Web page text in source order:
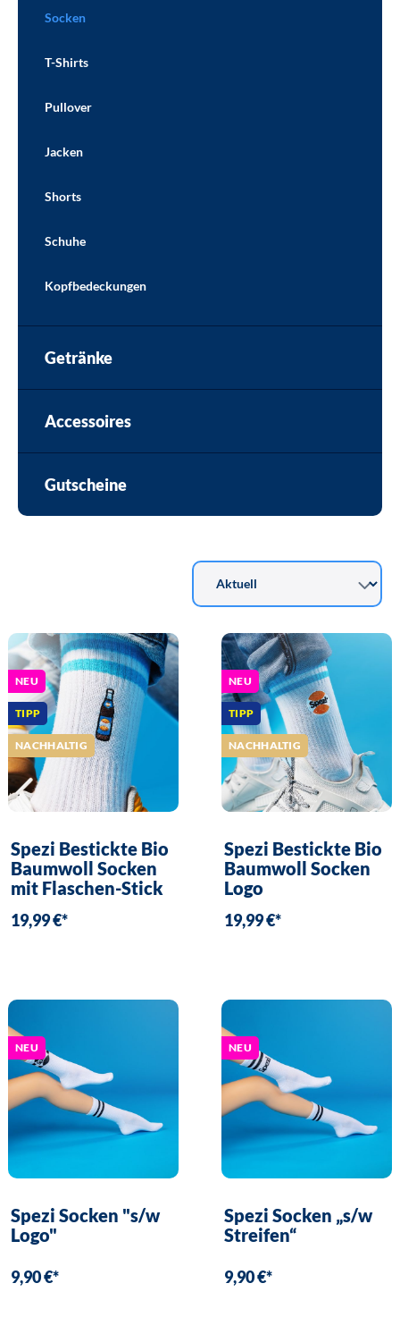
Socken
T-Shirts
Pullover
Jacken
Shorts
Schuhe
Kopfbedeckungen
Getränke
Accessoires
Gutscheine
NEU
TIPP
NACHHALTIG
Spezi Bestickte Bio
Baumwoll Socken
mit Flaschen-Stick
19,99 €*
NEU
TIPP
NACHHALTIG
Spezi Bestickte Bio
Baumwoll Socken
Logo
19,99 €*
NEU
Spezi Socken "s/w
Logo"
9,90 €*
NEU
Spezi Socken „s/w
Streifen“
9,90 €*